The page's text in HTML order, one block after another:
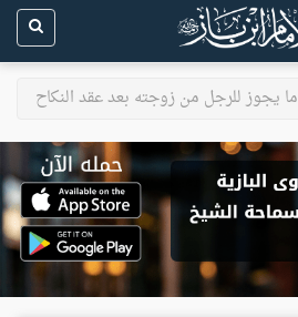
ما يجوز للرجل من زوجته بعد عقد النكاح